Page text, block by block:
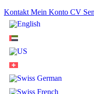
Kontakt Mein Konto CV